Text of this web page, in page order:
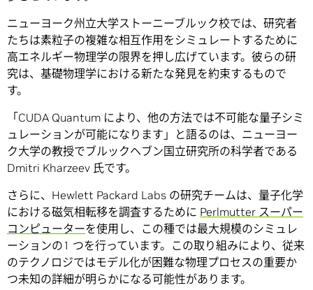
ニューヨーク州立大学ストーニーブルック校では、研究者
たちは素粒子の複雑な相互作用をシミュレートするために
高エネルギー物理学の限界を押し広げています。彼らの研
究は、基礎物理学における新たな発見を約束するもので
す。
「CUDA Quantum により、他の方法では不可能な量子シミ
ュレーションが可能になります」と語るのは、ニューヨー
ク大学の教授でブルックヘブン国立研究所の科学者である
Dmitri Kharzeev 氏です。
さらに、Hewlett Packard Labs の研究チームは、量子化学
における磁気相転移を調査するために Perlmutter スーパー
コンピューターを使用し、この種では最大規模のシミュレ
ーションの1 つを行っています。この取り組みにより、従来
のテクノロジではモデル化が困難な物理プロセスの重要か
つ未知の詳細が明らかになる可能性があります。